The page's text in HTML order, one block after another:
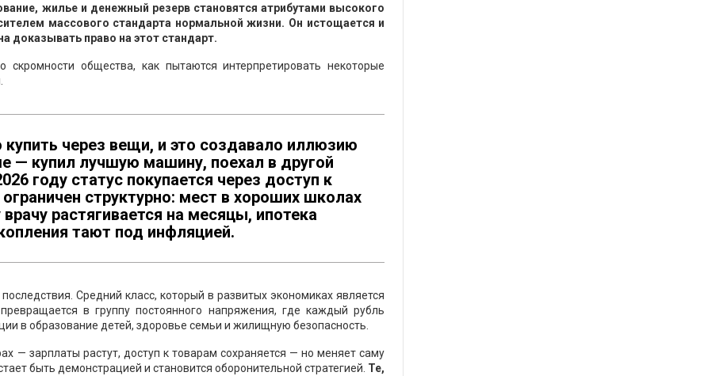
жилье и денежный резерв становятся атрибутами высокого
массового стандарта нормальной жизни. Он истощается и
доказывать право на этот стандарт.
общества, как пытаются интерпретировать некоторые
через вещи, и это создавало иллюзию
— купил лучшую машину, поехал в другой
году статус покупается через доступ к
структурно: мест в хороших школах
растягивается на месяцы, ипотека
тают под инфляцией.
Средний класс, который в развитых экономиках является
в группу постоянного напряжения, где каждый рубль
в образование детей, здоровье семьи и жилищную безопасность.
— зарплаты растут, доступ к товарам сохраняется — но меняет саму
быть демонстрацией и становится оборонительной стратегией. Те,